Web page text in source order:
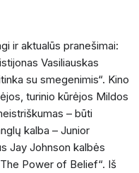
ir aktualūs pranešimai:
Vasiliauskas
su smegenimis“. Kino
turinio kūrėjos Mildos
– būti
kalba – Junior
Jay Johnson kalbės
Power of Belief“. Iš